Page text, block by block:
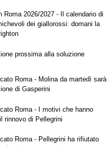
Roma 2026/2027 - Il calendario di
dei giallorossi: domani la
prossima alla soluzione
Roma - Molina da martedì sarà
di Gasperini
Roma - I motivi che hanno
rinnovo di Pellegrini
Roma - Pellegrini ha rifiutato